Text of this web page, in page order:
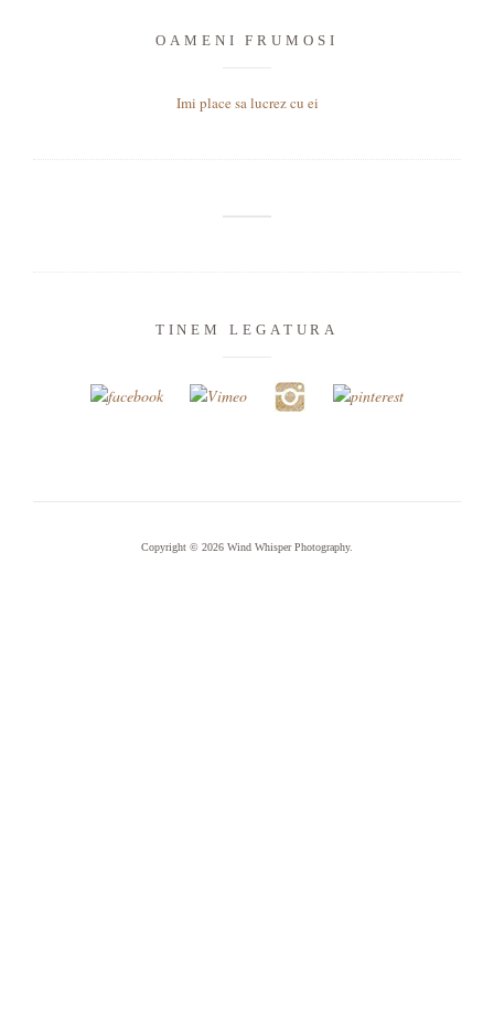
OAMENI FRUMOSI
Imi place sa lucrez cu ei
TINEM LEGATURA
Copyright © 2026 Wind Whisper Photography.